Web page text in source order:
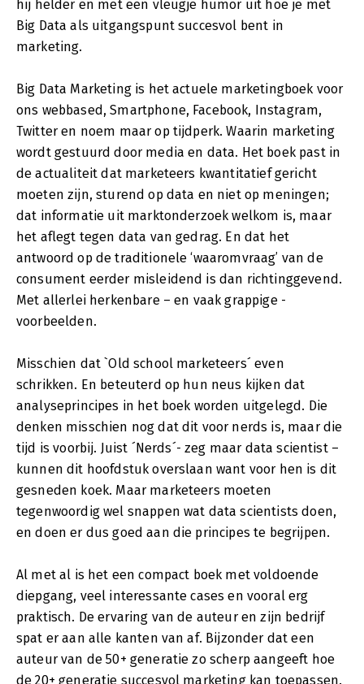
hij helder en met een vleugje humor uit hoe je met
Big Data als uitgangspunt succesvol bent in
marketing.
Big Data Marketing is het actuele marketingboek voor
ons webbased, Smartphone, Facebook, Instagram,
Twitter en noem maar op tijdperk. Waarin marketing
wordt gestuurd door media en data. Het boek past in
de actualiteit dat marketeers kwantitatief gericht
moeten zijn, sturend op data en niet op meningen;
dat informatie uit marktonderzoek welkom is, maar
het aflegt tegen data van gedrag. En dat het
antwoord op de traditionele ‘waaromvraag’ van de
consument eerder misleidend is dan richtinggevend.
Met allerlei herkenbare – en vaak grappige -
voorbeelden.
Misschien dat `Old school marketeers´ even
schrikken. En beteuterd op hun neus kijken dat
analyseprincipes in het boek worden uitgelegd. Die
denken misschien nog dat dit voor nerds is, maar die
tijd is voorbij. Juist ´Nerds´- zeg maar data scientist –
kunnen dit hoofdstuk overslaan want voor hen is dit
gesneden koek. Maar marketeers moeten
tegenwoordig wel snappen wat data scientists doen,
en doen er dus goed aan die principes te begrijpen.
Al met al is het een compact boek met voldoende
diepgang, veel interessante cases en vooral erg
praktisch. De ervaring van de auteur en zijn bedrijf
spat er aan alle kanten van af. Bijzonder dat een
auteur van de 50+ generatie zo scherp aangeeft hoe
de 20+ generatie succesvol marketing kan toepassen.